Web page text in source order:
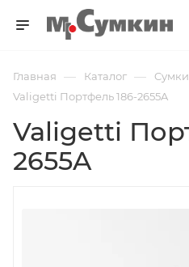
Главная — Каталог — Cумки
Valigetti Портфель 186-2655A
Valigetti
2655A